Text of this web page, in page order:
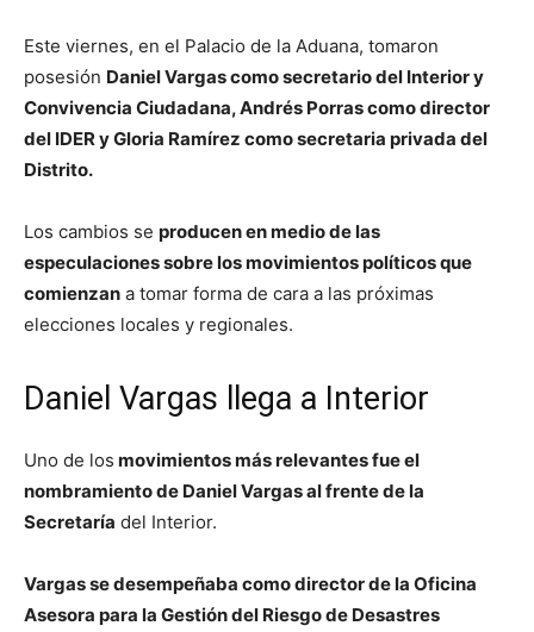
Este viernes, en el Palacio de la Aduana, tomaron
posesión Daniel Vargas como secretario del Interior y
Convivencia Ciudadana, Andrés Porras como director
del IDER y Gloria Ramírez como secretaria privada del
Distrito.
Los cambios se producen en medio de las
especulaciones sobre los movimientos políticos que
comienzan a tomar forma de cara a las próximas
elecciones locales y regionales.
Daniel Vargas llega a Interior
Uno de los movimientos más relevantes fue el
nombramiento de Daniel Vargas al frente de la
Secretaría del Interior.
Vargas se desempeñaba como director de la Oficina
Asesora para la Gestión del Riesgo de Desastres